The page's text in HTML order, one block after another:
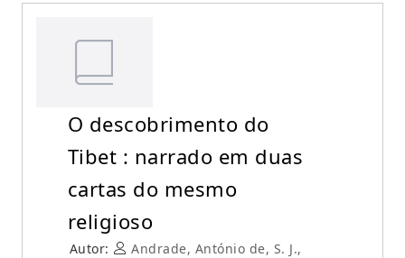
O descobrimento do
Tibet : narrado em duas
cartas do mesmo
religioso
Autor:
Andrade, António de, S. J.,